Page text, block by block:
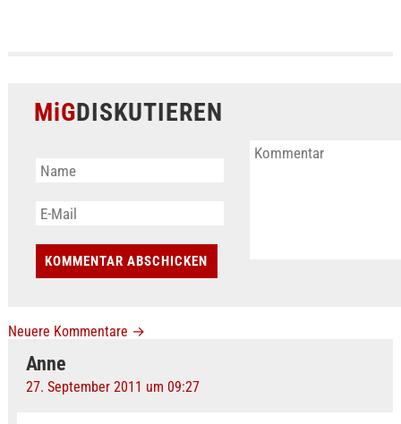
MiGDISKUTIEREN
Neuere Kommentare →
Anne
27. September 2011 um 09:27